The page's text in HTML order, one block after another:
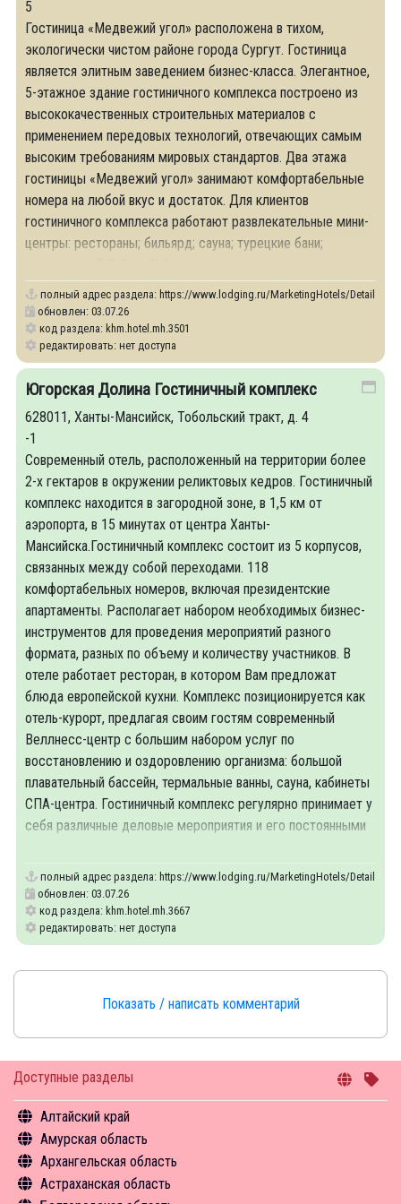
Доступные разделы
Алтайский край
Общая информация
Объекты туристского притяжения
Инфрастуктура туризма
Амурская область
Общая информация
Объекты туристского притяжения
Архангельская область
Общая информация
Астраханская область
5
Гостиница «Медвежий угол» расположена в тихом,
экологически чистом районе города Сургут. Гостиница
является элитным заведением бизнес-класса. Элегантное,
5-этажное здание гостиничного комплекса построено из
высококачественных строительных материалов с
применением передовых технологий, отвечающих самым
высоким требованиям мировых стандартов. Два этажа
гостиницы «Медвежий угол» занимают комфортабельные
номера на любой вкус и достаток. Для клиентов
гостиничного комплекса работают развлекательные мини-
центры: рестораны; бильярд; сауна; турецкие бани;
полный адрес раздела: https://www.lodging.ru/MarketingHotels/Details/
обновлен: 03.07.26
код раздела: khm.hotel.mh.3501
редактировать: нет доступа
Югорская Долина Гостиничный комплекс
628011, Ханты-Мансийск, Тобольский тракт, д. 4
-1
Современный отель, расположенный на территории более
2-х гектаров в окружении реликтовых кедров. Гостиничный
комплекс находится в загородной зоне, в 1,5 км от
аэропорта, в 15 минутах от центра Ханты-
Мансийска.Гостиничный комплекс состоит из 5 корпусов,
связанных между собой переходами. 118
комфортабельных номеров, включая президентские
апартаменты. Располагает набором необходимых бизнес-
инструментов для проведения мероприятий разного
формата, разных по объему и количеству участников. В
отеле работает ресторан, в котором Вам предложат
блюда европейской кухни. Комплекс позиционируется как
отель-курорт, предлагая своим гостям современный
Веллнесс-центр с большим набором услуг по
восстановлению и оздоровлению организма: большой
плавательный бассейн, термальные ванны, сауна, кабинеты
СПА-центра. Гостиничный комплекс регулярно принимает у
себя различные деловые мероприятия и его постоянными
полный адрес раздела: https://www.lodging.ru/MarketingHotels/Details/
обновлен: 03.07.26
код раздела: khm.hotel.mh.3667
редактировать: нет доступа
Показать / написать комментарий